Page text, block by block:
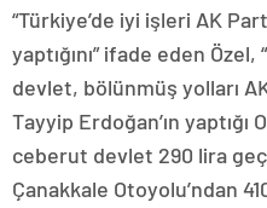
“Türkiye’de iyi işleri AK
yaptığını” ifade eden
devlet, bölünmüş yolları
Tayyip Erdoğan’ın yaptığı
ceberut devlet 290 lira
Çanakkale Otoyolu’ndan